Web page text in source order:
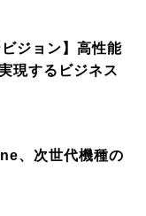
ジョン】高性能
現するビジネス
、次世代機種の